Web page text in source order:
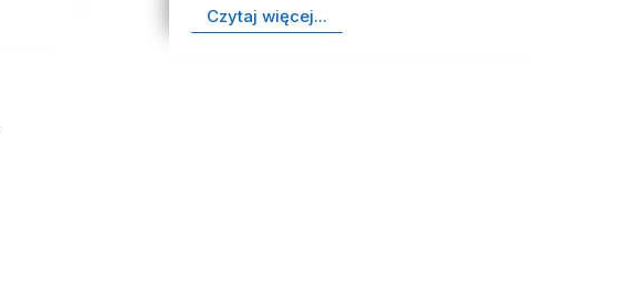
Czytaj więcej...